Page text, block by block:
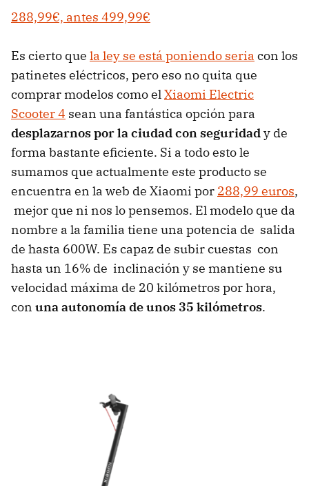
288,99€, antes 499,99€
Es cierto que la ley se está poniendo seria con los
patinetes eléctricos, pero eso no quita que
comprar modelos como elXiaomi Electric
Scooter 4 sean una fantástica opción para
desplazarnos por la ciudad con seguridady de
forma bastante eficiente. Si a todo esto le
sumamos que actualmente este producto se
encuentra en la web de Xiaomi por 288,99 euros,
mejor que ni nos lo pensemos. El modelo que da
nombre a la familia tiene una potencia de salida
de hasta 600W. Es capaz de subir cuestas con
hasta un 16% de inclinación y se mantiene su
velocidad máxima de 20 kilómetros por hora,
con una autonomía de unos 35 kilómetros.